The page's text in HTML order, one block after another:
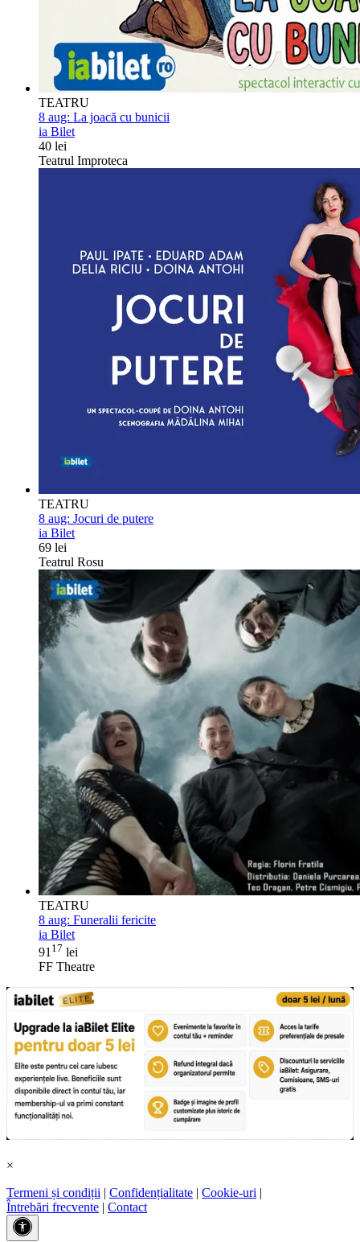
TEATRU
8 aug: La joacă cu bunicii
ia Bilet
40 lei
Teatrul Improteca
TEATRU
8 aug: Jocuri de putere
ia Bilet
69 lei
Teatrul Rosu
TEATRU
8 aug: Funeralii fericite
ia Bilet
91 17 lei
FF Theatre
×
Termeni și condiții | Confidențialitate | Cookie-uri |
Întrebări frecvente | Contact